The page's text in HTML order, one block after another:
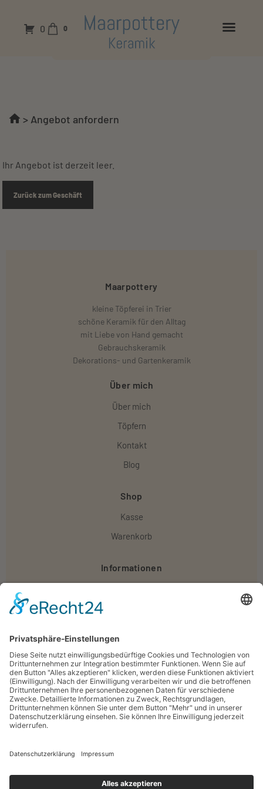
0 0
> Angebot anfordern
Ihr Angebot ist derzeit leer.
Zurück zum Geschäft
Maarpottery
kleine Töpferei in Trier
schöne Keramik für den Alltag
mit Liebe von Hand gemacht
Gebrauchskeramik
Dekorations- und Gartenkeramik
Über mich
Über mich
Töpfern
Kontakt
Blog
Shop
Kasse
Warenkorb
Informationen
Impressum
AGB
Datenschutz